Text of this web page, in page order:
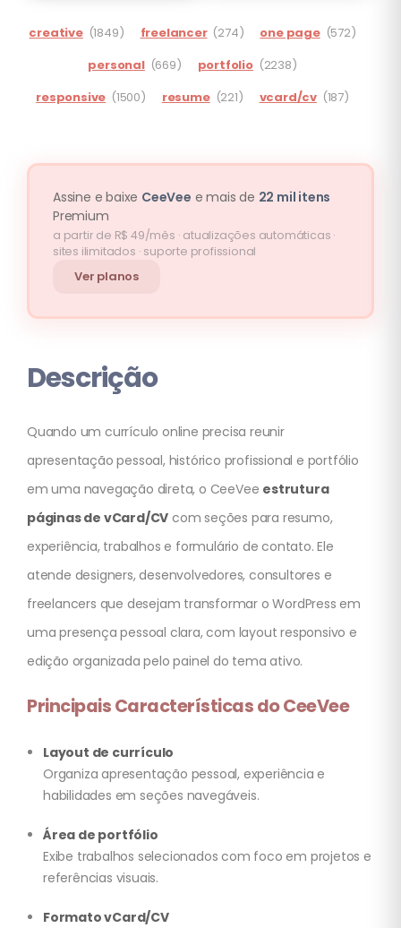
creative (1849) freelancer (274) one page (572)
personal (669) portfolio (2238)
responsive (1500) resume (221) vcard/cv (187)
Assine e baixe CeeVee e mais de 22 mil itens
Premium
a partir de R$ 49/mês · atualizações automáticas ·
sites ilimitados · suporte profissional
Ver planos
Descrição
Quando um currículo online precisa reunir
apresentação pessoal, histórico profissional e portfólio
em uma navegação direta, o CeeVee estrutura
páginas de vCard/CV com seções para resumo,
experiência, trabalhos e formulário de contato. Ele
atende designers, desenvolvedores, consultores e
freelancers que desejam transformar o WordPress em
uma presença pessoal clara, com layout responsivo e
edição organizada pelo painel do tema ativo.
Principais Características do CeeVee
Layout de currículo
Organiza apresentação pessoal, experiência e
habilidades em seções navegáveis.
Área de portfólio
Exibe trabalhos selecionados com foco em projetos e
referências visuais.
Formato vCard/CV